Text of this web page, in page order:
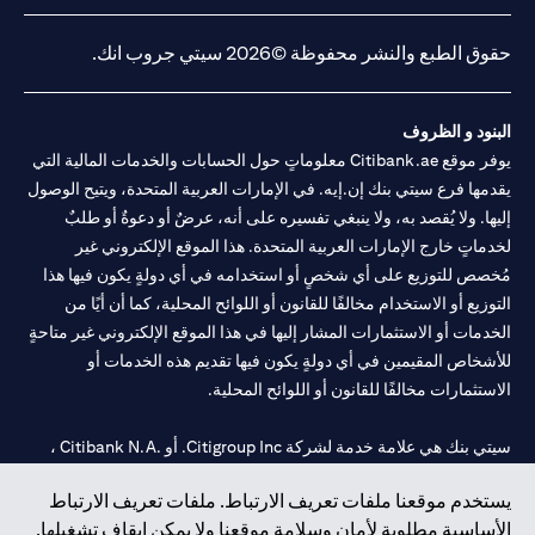
المذكورة في هذا البيان والتي تحتاج إلى معرفتها، يرجى زيارةهنا
يستخدم موقعنا ملفات تعريف الارتباط. ملفات تعريف الارتباط
الأساسية مطلوبة لأمان وسلامة موقعنا ولا يمكن إيقاف تشغيلها.
حقوق الطبع والنشر محفوظة ©2026 سيتي جروب انك.
البنود و الظروف
يوفر موقع Citibank.ae معلوماتٍ حول الحسابات والخدمات المالية التي
يقدمها فرع سيتي بنك إن.إيه. في الإمارات العربية المتحدة، ويتيح الوصول
إليها. ولا يُقصد به، ولا ينبغي تفسيره على أنه، عرضٌ أو دعوةٌ أو طلبٌ
لخدماتٍ خارج الإمارات العربية المتحدة. هذا الموقع الإلكتروني غير
مُخصص للتوزيع على أي شخصٍ أو استخدامه في أي دولةٍ يكون فيها هذا
التوزيع أو الاستخدام مخالفًا للقانون أو اللوائح المحلية، كما أن أيًا من
الخدمات أو الاستثمارات المشار إليها في هذا الموقع الإلكتروني غير متاحةٍ
للأشخاص المقيمين في أي دولةٍ يكون فيها تقديم هذه الخدمات أو
الاستثمارات مخالفًا للقانون أو اللوائح المحلية.
سيتي بنك هي علامة خدمة لشركة Citigroup Inc. أو .Citibank N.A ،